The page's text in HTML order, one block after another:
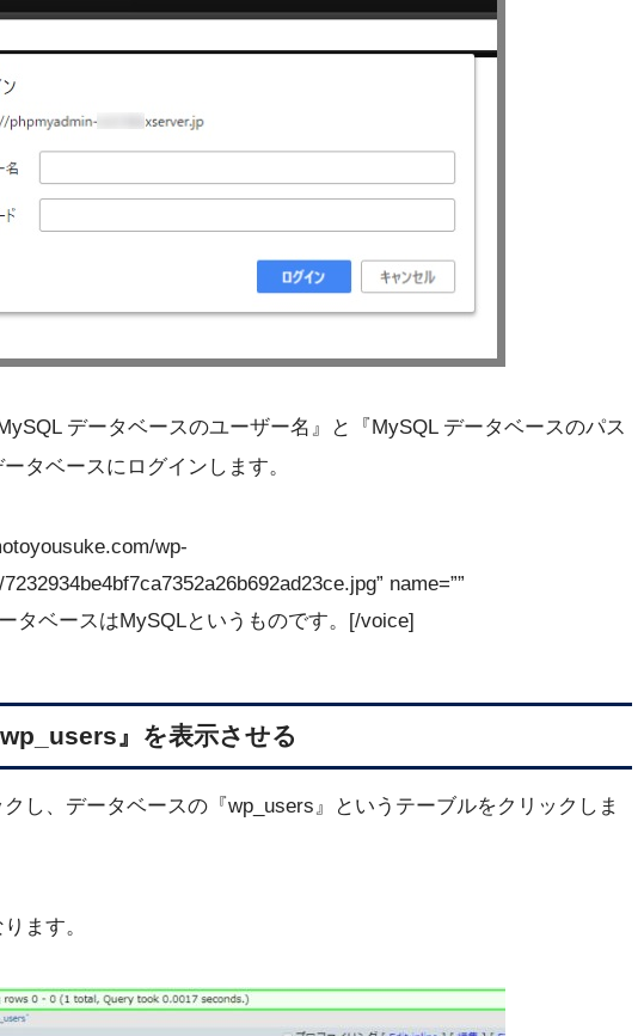
データベースのユーザー名』と『MySQL データベースのパス
タベースにログインします。
wp-
name=””
タベースはMySQLというものです。[/voice]
』を表示させる
し、データベースの『wp_users』というテーブルをクリックしま
ます。